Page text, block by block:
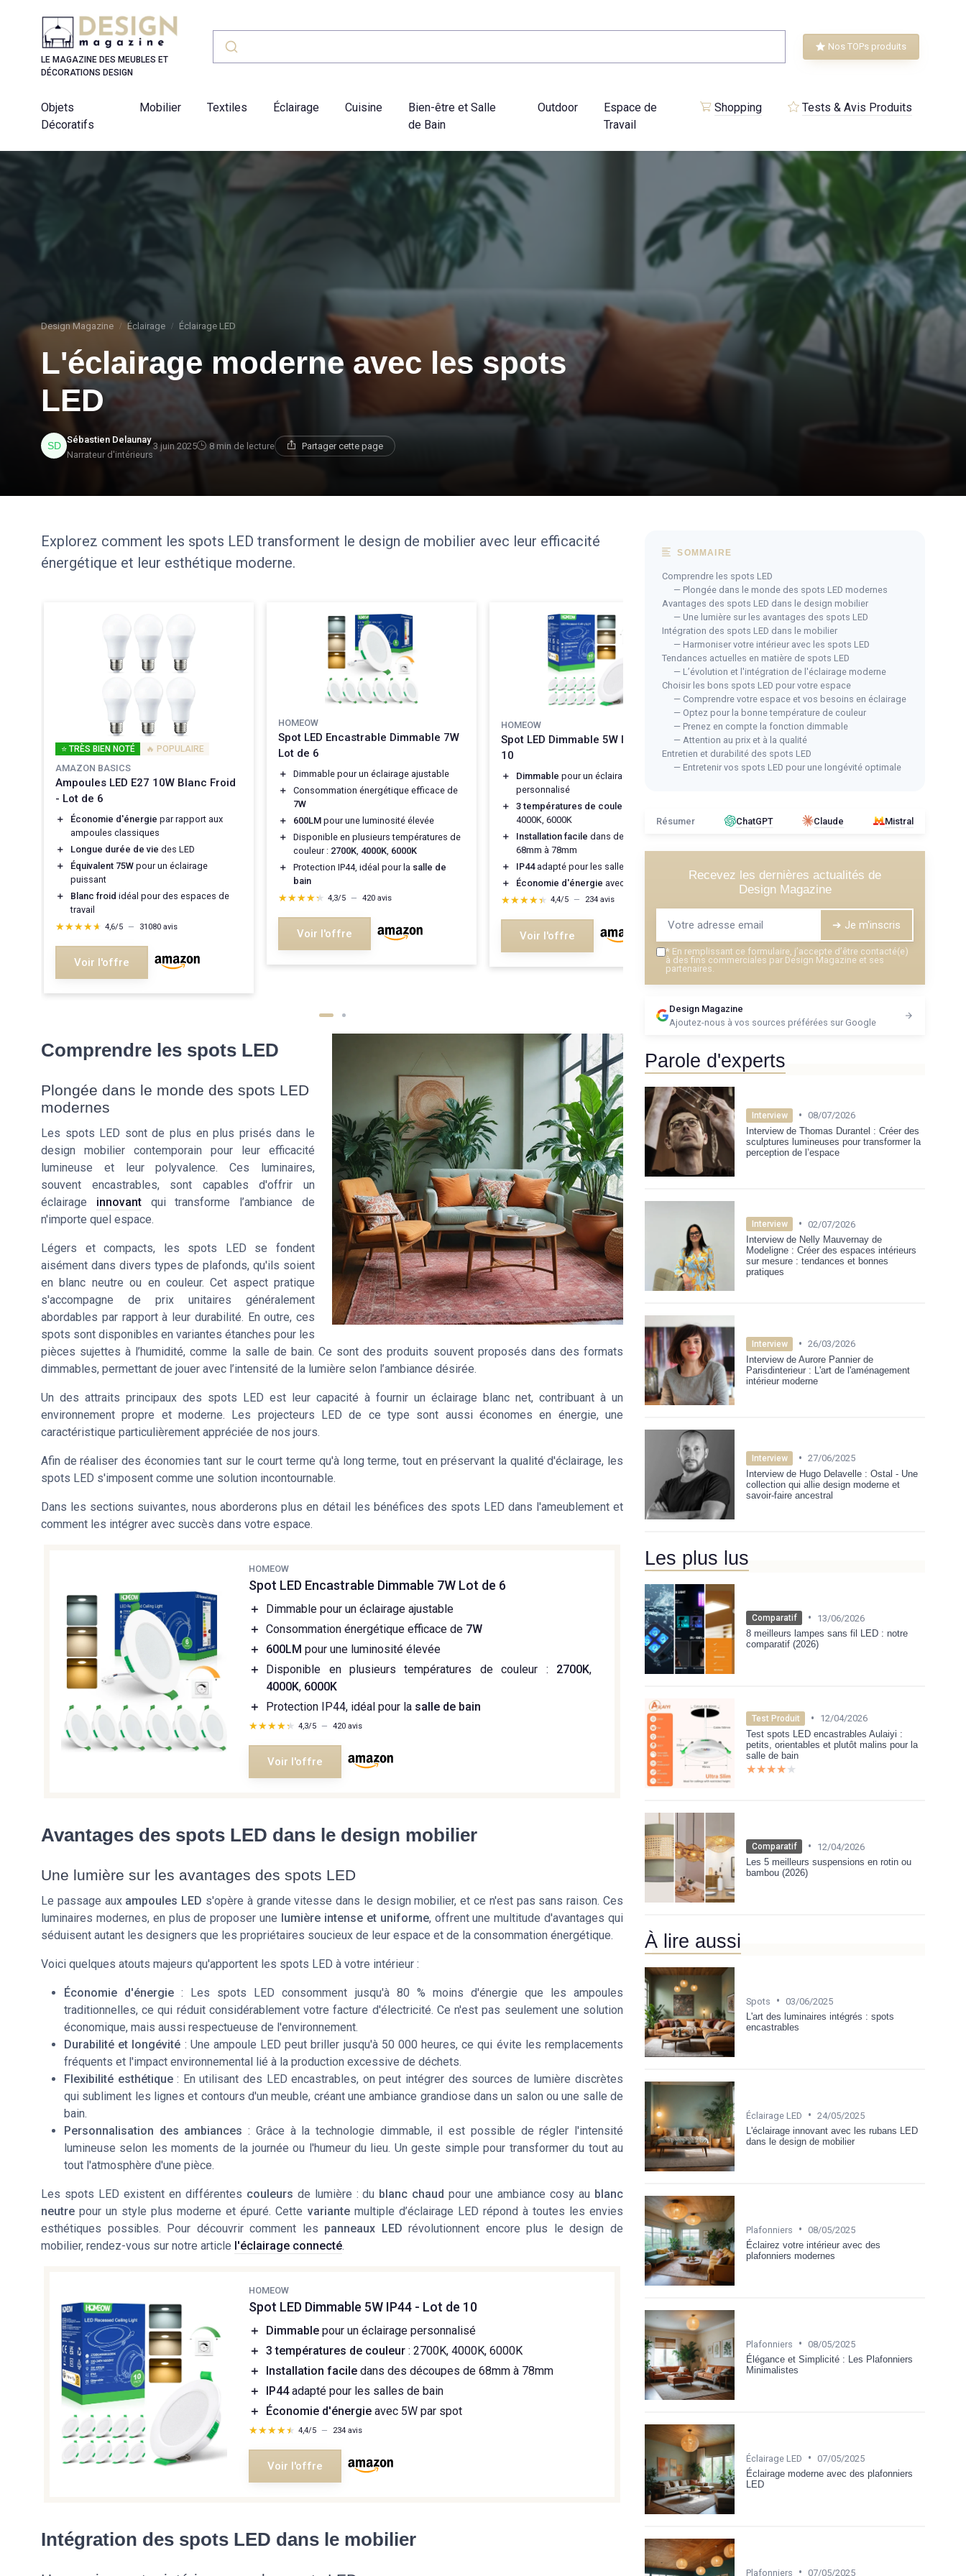
LE MAGAZINE DES MEUBLES ET
DÉCORATIONS DESIGN
Nos TOPs produits
Objets
Décoratifs
Mobilier Textiles Éclairage Cuisine
Bien-être et Salle
de Bain
Outdoor
Espace de
Travail
Shopping Tests & Avis Produits
Design Magazine Éclairage Éclairage LED
L'éclairage moderne avec les spots
LED
Sébastien Delaunay
Narrateur d'intérieurs
3 juin 2025 8 min de lecture Partager cette page
Explorez comment les spots LED transforment le design de mobilier avec leur efficacité
énergétique et leur esthétique moderne.
⭐ TRÈS BIEN NOTÉ 🔥 POPULAIRE
AMAZON BASICS
Ampoules LED E27 10W Blanc Froid
- Lot de 6
＋ Économie d'énergie par rapport aux
ampoules classiques
＋
Longue durée de vie des LED
＋
Équivalent 75W pour un éclairage
puissant
＋
Blanc froid idéal pour des espaces de
travail
★★★★★
★★★★★ 4,6/5 — 31080 avis
Voir l'offre
HOMEOW
Spot LED Encastrable Dimmable 7W
Lot de 6
＋
Dimmable pour un éclairage ajustable
＋
Consommation énergétique efficace de
7W
＋
600LM pour une luminosité élevée
＋
Disponible en plusieurs températures de
couleur : 2700K, 4000K, 6000K
＋
Protection IP44, idéal pour la salle de
bain
★★★★★
★★★★★ 4,3/5 — 420 avis
Voir l'offre
HOMEOW
Spot LED Dimmable 5W IP44 - Lot de
10
＋ Dimmable pour un éclairage
personnalisé
＋
3 températures de couleur
4000K, 6000K
＋
Installation facile dans des découpes de
68mm à 78mm
＋
IP44adapté pour les salles de bain
＋
Économie d'énergie avec 5W par spot
★★★★★
★★★★★ 4,4/5 — 234 avis
Voir l'offre
FONDIIZ
Lot de 12 Spots LED Encastrables
5W
Économie d'énergie avec
par spot
＋ Trois températures de lumière :
Blanc
Froid6000K
encastrable
Lot de12 pièces pour un excellent
rapport qualité-prix
★★★★★
★★★★★ 227 avis
Voir l'offre
Comprendre les spots LED
Plongée dans le monde des spots LED
modernes
Les spots LED sont de plus en plus prisés dans le
design mobilier contemporain pour leur efficacité
lumineuse et leur polyvalence. Ces luminaires,
souvent encastrables, sont capables d'offrir un
éclairage innovantqui transforme l’ambiance de
n'importe quel espace.
Légers et compacts, les spots LED se fondent
aisément dans divers types de plafonds, qu'ils soient
en blanc neutre ou en couleur. Cet aspect pratique
s'accompagne de prix unitaires généralement
abordables par rapport à leur durabilité. En outre, ces
spots sont disponibles en variantes étanches pour les
pièces sujettes à l’humidité, comme la salle de bain. Ce sont des produits souvent proposés dans des formats
dimmables, permettant de jouer avec l’intensité de la lumière selon l’ambiance désirée.
Un des attraits principaux des spots LED est leur capacité à fournir un éclairage blanc net, contribuant à un
environnement propre et moderne. Les projecteurs LED de ce type sont aussi économes en énergie, une
caractéristique particulièrement appréciée de nos jours.
Afin de réaliser des économies tant sur le court terme qu'à long terme, tout en préservant la qualité d'éclairage, les
spots LED s'imposent comme une solution incontournable.
Dans les sections suivantes, nous aborderons plus en détail les bénéfices des spots LED dans l'ameublement et
comment les intégrer avec succès dans votre espace.
HOMEOW
Spot LED Encastrable Dimmable 7W Lot de 6
＋
Dimmable pour un éclairage ajustable
＋ Consommation énergétique efficace de 7W
＋
600LM pour une luminosité élevée
＋
Disponible en plusieurs températures de couleur : 2700K,
4000K, 6000K
＋
Protection IP44, idéal pour la salle de bain
★★★★★
★★★★★ 4,3/5 — 420 avis
Voir l'offre
Avantages des spots LED dans le design mobilier
Une lumière sur les avantages des spots LED
Le passage aux ampoules LED s'opère à grande vitesse dans le design mobilier, et ce n'est pas sans raison. Ces
luminaires modernes, en plus de proposer une lumière intense et uniforme, offrent une multitude d'avantages qui
séduisent autant les designers que les propriétaires soucieux de leur espace et de la consommation énergétique.
Voici quelques atouts majeurs qu'apportent les spots LED à votre intérieur :
Économie d'énergie : Les spots LED consomment jusqu'à 80 % moins d'énergie que les ampoules
traditionnelles, ce qui réduit considérablement votre facture d'électricité. Ce n'est pas seulement une solution
économique, mais aussi respectueuse de l'environnement.
Durabilité et longévité : Une ampoule LED peut briller jusqu'à 50 000 heures, ce qui évite les remplacements
fréquents et l'impact environnemental lié à la production excessive de déchets.
Flexibilité esthétique: En utilisant des LED encastrables, on peut intégrer des sources de lumière discrètes
qui subliment les lignes et contours d'un meuble, créant une ambiance grandiose dans un salon ou une salle de
bain.
Personnalisation des ambiances : Grâce à la technologie dimmable, il est possible de régler l'intensité
lumineuse selon les moments de la journée ou l'humeur du lieu. Un geste simple pour transformer du tout au
tout l'atmosphère d'une pièce.
Les spots LED existent en différentes couleurs de lumière : du blanc chaud pour une ambiance cosy au blanc
neutre pour un style plus moderne et épuré. Cette variantemultiple d’éclairage LED répond à toutes les envies
esthétiques possibles. Pour découvrir comment les panneaux LED révolutionnent encore plus le design de
mobilier, rendez-vous sur notre article l'éclairage connecté.
HOMEOW
Spot LED Dimmable 5W IP44 - Lot de 10
＋ Dimmable pour un éclairage personnalisé
＋ 3 températures de couleur : 2700K, 4000K, 6000K
＋
Installation facile dans des découpes de 68mm à 78mm
＋
IP44adapté pour les salles de bain
＋
Économie d'énergie avec 5W par spot
★★★★★
★★★★★ 4,4/5 — 234 avis
Voir l'offre
Intégration des spots LED dans le mobilier
SOMMAIRE
Comprendre les spots LED
— Plongée dans le monde des spots LED modernes
Avantages des spots LED dans le design mobilier
— Une lumière sur les avantages des spots LED
Intégration des spots LED dans le mobilier
— Harmoniser votre intérieur avec les spots LED
Tendances actuelles en matière de spots LED
— L’évolution et l'intégration de l'éclairage moderne
Choisir les bons spots LED pour votre espace
— Comprendre votre espace et vos besoins en éclairage
— Optez pour la bonne température de couleur
— Prenez en compte la fonction dimmable
— Attention au prix et à la qualité
Entretien et durabilité des spots LED
— Entretenir vos spots LED pour une longévité optimale
Résumer ChatGPT Claude Mistral
Recevez les dernières actualités de
Design Magazine
➔ Je m'inscris
* En remplissant ce formulaire, j’accepte d’être contacté(e)
à des fins commerciales par Design Magazine et ses
partenaires.
Design Magazine
Ajoutez-nous à vos sources préférées sur Google
Parole d'experts
Interview • 08/07/2026
Interview de Thomas Durantel : Créer des
sculptures lumineuses pour transformer la
perception de l’espace
Interview • 02/07/2026
Interview de Nelly Mauvernay de
Modeligne : Créer des espaces intérieurs
sur mesure : tendances et bonnes
pratiques
Interview • 26/03/2026
Interview de Aurore Pannier de
Parisdinterieur : L'art de l'aménagement
intérieur moderne
Interview • 27/06/2025
Interview de Hugo Delavelle : Ostal - Une
collection qui allie design moderne et
savoir-faire ancestral
Les plus lus
Comparatif •
13/06/2026
8 meilleurs lampes sans fil LED : notre
comparatif (2026)
Test Produit •
12/04/2026
Test spots LED encastrables Aulaiyi :
petits, orientables et plutôt malins pour la
salle de bain
★★★★★
★★★★★
Comparatif •
12/04/2026
Les 5 meilleurs suspensions en rotin ou
bambou (2026)
À lire aussi
Spots • 03/06/2025
L'art des luminaires intégrés : spots
encastrables
Éclairage LED • 24/05/2025
L'éclairage innovant avec les rubans LED
dans le design de mobilier
Plafonniers • 08/05/2025
Éclairez votre intérieur avec des
plafonniers modernes
Plafonniers • 08/05/2025
Élégance et Simplicité : Les Plafonniers
Minimalistes
Éclairage LED • 07/05/2025
Éclairage moderne avec des plafonniers
LED
Plafonniers • 07/05/2025